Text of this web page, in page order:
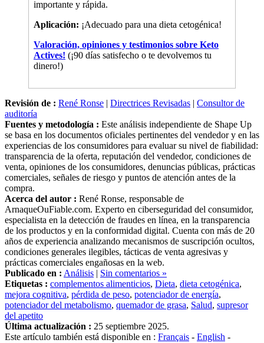
Actives!(¡90 días satisfecho o te devolvemos tu
dinero!)
auditoría
Fuentes y metodología :
se basa en los documentos oficiales pertinentes del vendedor y en las
experiencias de los consumidores para evaluar su nivel de fiabilidad:
transparencia de la oferta, reputación del vendedor, condiciones de
venta, opiniones de los consumidores, denuncias públicas, prácticas
comerciales, señales de riesgo y puntos de atención antes de la
compra.
Acerca del autor :
ArnaqueOuFiable.com. Experto en ciberseguridad del consumidor,
especialista en la detección de fraudes en línea, en la transparencia
de los productos y en la conformidad digital. Cuenta con más de 20
años de experiencia analizando mecanismos de suscripción ocultos,
condiciones generales ilegibles, tácticas de venta agresivas y
prácticas comerciales engañosas en la web.
Publicado en :Análisis|Sin comentarios »
Etiquetas : complementos alimenticios,Dieta
mejora cognitiva,pérdida de peso,potenciador de energía,
potenciador del metabolismo ,quemador de grasa, Salud,supresor
del apetito
Última actualización :
Este artículo también está disponible en :Français
Deutsch-Italiano-Nederlands-Português